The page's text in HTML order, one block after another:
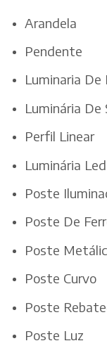
Arandela
Pendente
Luminaria De
Luminária De
Perfil Linear
Luminária Led
Poste
Poste De
Poste
Poste Curvo
Poste
Poste Luz